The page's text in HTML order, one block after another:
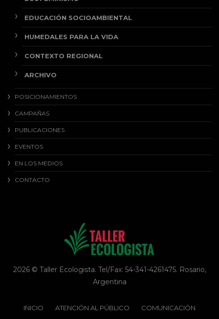
EDUCACIÓN SOCIOAMBIENTAL
HUMEDALES PARA LA VIDA
CONTEXTO REGIONAL
ARCHIVO
POSICIONAMIENTOS
CAMPAÑAS
PUBLICACIONES
EVENTOS
EN LOS MEDIOS
CONTACTO
2026 © Taller Ecologista. Tel/Fax: 54-341-4261475. Rosario,
Argentina
INICIO ATENCIÓN AL PÚBLICO
COMUNICACIÓN